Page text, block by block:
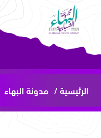
الرئيسية / مدونة البهاء